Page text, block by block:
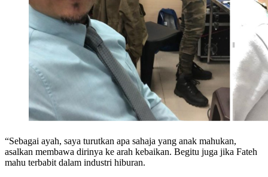
“Sebagai ayah, saya turutkan apa sahaja yang anak mahukan,
asalkan membawa dirinya ke arah kebaikan. Begitu juga jika Fateh
mahu terbabit dalam industri hiburan.